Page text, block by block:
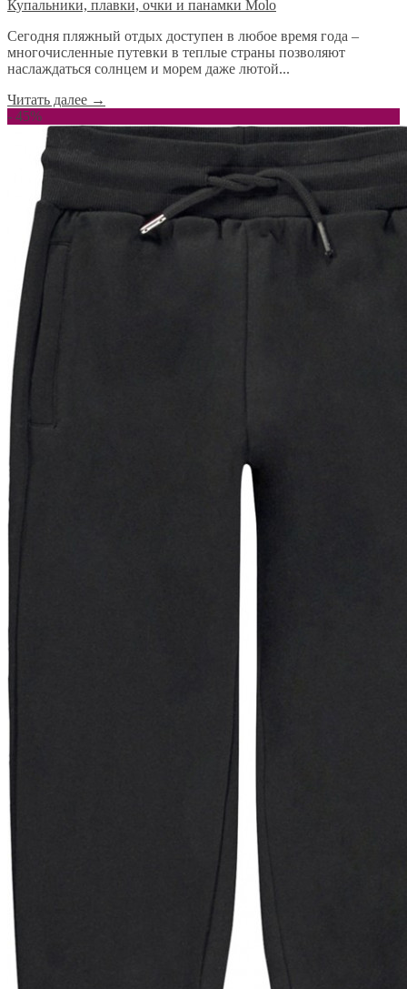
Купальники, плавки, очки и панамки Molo
Сегодня пляжный отдых доступен в любое время года –
многочисленные путевки в теплые страны позволяют
наслаждаться солнцем и морем даже лютой...
Читать далее →
- 45%